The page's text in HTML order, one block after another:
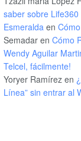
saber sobre Life360
Esmeralda en
Semadar en Cómo
Wendy Aguilar
Telcel, fácilmente!
Yoryer Ramírez en
Línea” sin entrar al